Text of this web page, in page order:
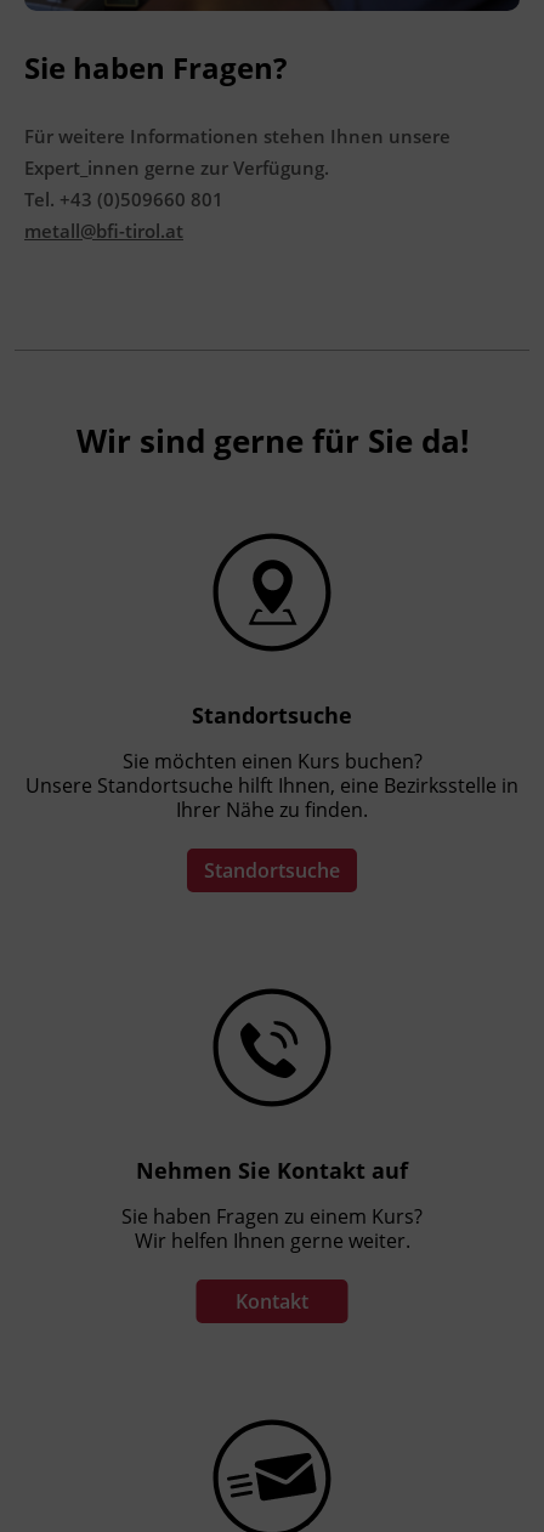
Sie haben Fragen?
Für weitere Informationen stehen Ihnen unsere
Expert_innen gerne zur Verfügung.
Tel. +43 (0)509660 801
metall@bfi-tirol.at
Wir sind gerne für Sie da!
Standortsuche
Sie möchten einen Kurs buchen?
Unsere Standortsuche hilft Ihnen, eine Bezirksstelle in
Ihrer Nähe zu finden.
Standortsuche
Nehmen Sie Kontakt auf
Sie haben Fragen zu einem Kurs?
Wir helfen Ihnen gerne weiter.
Kontakt